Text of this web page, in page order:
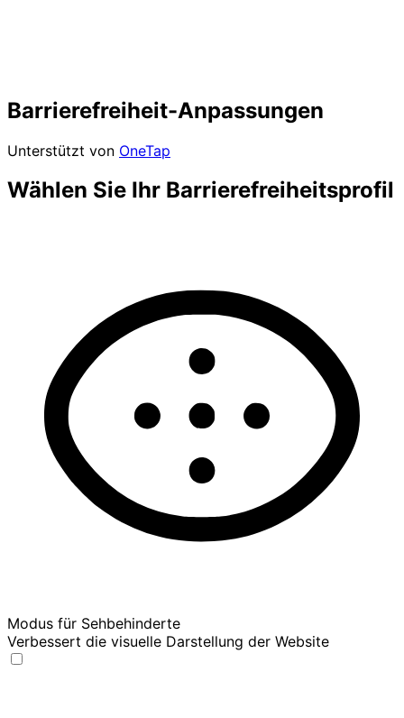
Barrierefreiheit-Anpassungen
Unterstützt von OneTap
Wählen Sie Ihr Barrierefreiheitsprofil
Modus für Sehbehinderte
Verbessert die visuelle Darstellung der Website